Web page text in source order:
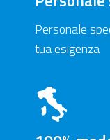
Personale
tua esigenza